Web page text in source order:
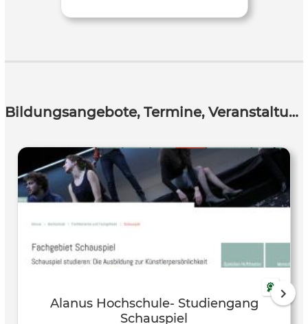
Bildungsangebote, Termine, Veranstaltungen
Alanus Hochschule- Studiengang
Schauspiel